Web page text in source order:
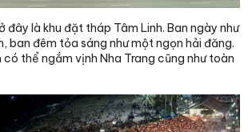
đây là khu đặt tháp Tâm Linh. Ban ngày như
ban đêm tỏa sáng như một ngọn hải đăng.
thể ngắm vịnh Nha Trang cũng như toàn